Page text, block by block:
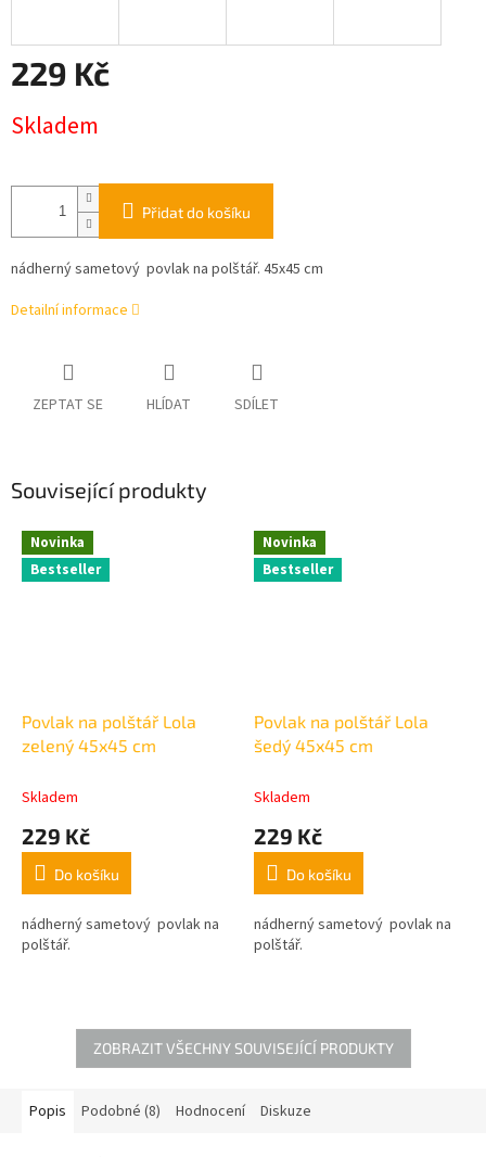
229 Kč
cena:
Skladem
Přidat do košíku
nádherný sametový povlak na polštář. 45x45 cm
Detailní informace
ZEPTAT SE HLÍDAT SDÍLET
Související produkty
Novinka
Bestseller
Povlak na polštář Lola
zelený 45x45 cm
Skladem
229 Kč
Do košíku
nádherný sametový povlak na
polštář.
Novinka
Bestseller
Povlak na polštář Lola
šedý 45x45 cm
Skladem
229 Kč
Do košíku
nádherný sametový povlak na
polštář.
ZOBRAZIT VŠECHNY SOUVISEJÍCÍ PRODUKTY
Popis Podobné (8) Hodnocení Diskuze